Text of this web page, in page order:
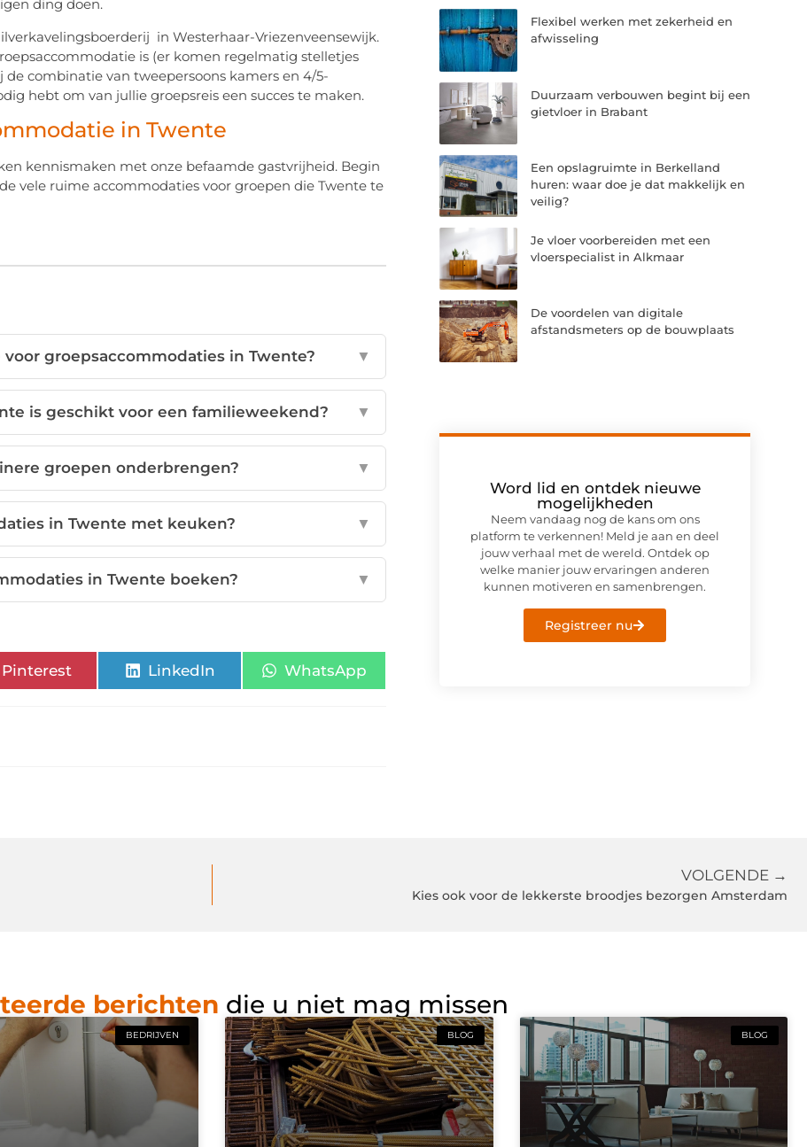
ding doen.
in Westerhaar-Vriezenveensewijk.
is (er komen regelmatig stelletjes
combinatie van tweepersoons kamers en 4/5-
hebt om van jullie groepsreis een succes te maken.
in Twente
kennismaken met onze befaamde gastvrijheid. Begin
vele ruime accommodaties voor groepen die Twente te
groepsaccommodaties in Twente? ▼
is geschikt voor een familieweekend? ▼
groepen onderbrengen? ▼
in Twente met keuken? ▼
in Twente boeken? ▼
Pinterest LinkedIn WhatsApp
Flexibel werken met zekerheid en
afwisseling
Duurzaam verbouwen begint bij een
gietvloer in Brabant
Een opslagruimte in Berkelland
huren: waar doe je dat makkelijk en
veilig?
Je vloer voorbereiden met een
vloerspecialist in Alkmaar
De voordelen van digitale
afstandsmeters op de bouwplaats
Word lid en ontdek nieuwe
mogelijkheden
Neem vandaag nog de kans om ons
platform te verkennen! Meld je aan en deel
jouw verhaal met de wereld. Ontdek op
welke manier jouw ervaringen anderen
kunnen motiveren en samenbrengen.
Registreer nu
VOLGENDE →
Kies ook voor de lekkerste broodjes bezorgen Amsterdam
berichten die u niet mag missen
BEDRIJVEN BLOG BLOG